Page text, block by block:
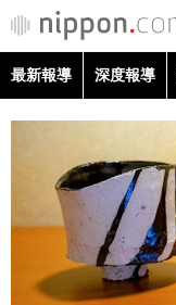
最新報導
深度報導
最新報導 深度報導